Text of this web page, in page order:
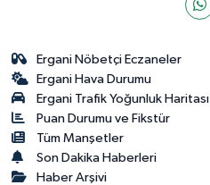
Ergani Nöbetçi Eczaneler
Ergani Hava Durumu
Ergani Trafik Yoğunluk Haritası
Puan Durumu ve Fikstür
Tüm Manşetler
Son Dakika Haberleri
Haber Arşivi